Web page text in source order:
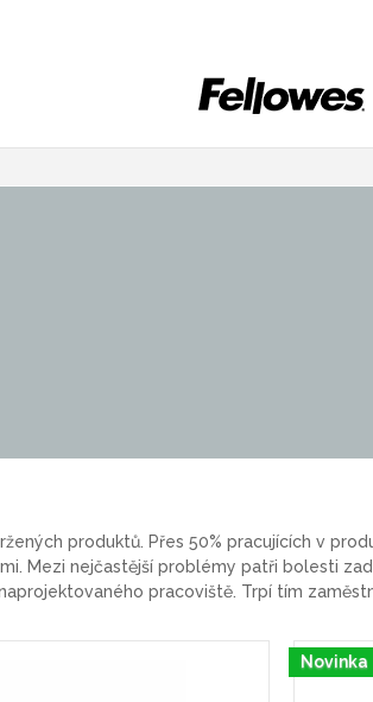
produktů. Přes 50% pracujících v
Mezi nejčastější problémy patři bolesti
pracoviště. Trpí tím
Novinka